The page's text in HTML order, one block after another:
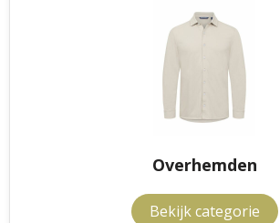
Overhemden
Bekijk categorie